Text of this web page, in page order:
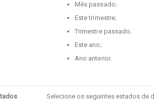
Mês passado;
Este trimestre;
Trimestre passado;
Este ano;
Ano anterior.
Selecione os seguintes estados de